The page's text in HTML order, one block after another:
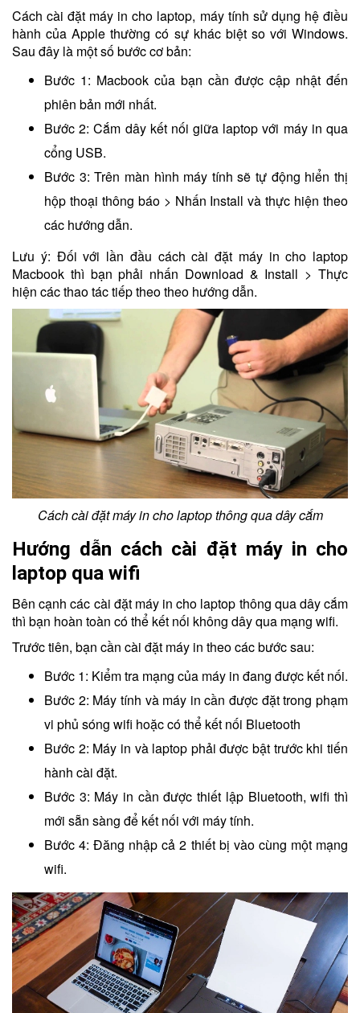
Cách cài đặt máy in cho laptop, máy tính sử dụng hệ điều
hành của Apple thường có sự khác biệt so với Windows.
Sau đây là một số bước cơ bản:
Bước 1: Macbook của bạn cần được cập nhật đến
phiên bản mới nhất.
Bước 2: Cắm dây kết nối giữa laptop với máy in qua
cổng USB.
Bước 3: Trên màn hình máy tính sẽ tự động hiển thị
hộp thoại thông báo > Nhấn Install và thực hiện theo
các hướng dẫn.
Lưu ý: Đối với lần đầu cách cài đặt máy in cho laptop
Macbook thì bạn phải nhấn Download & Install > Thực
hiện các thao tác tiếp theo theo hướng dẫn.
Cách cài đặt máy in cho laptop thông qua dây cắm
Hướng dẫn cách cài đặt máy in cho
laptop qua wifi
Bên cạnh các cài đặt máy in cho laptop thông qua dây cắm
thì bạn hoàn toàn có thể kết nối không dây qua mạng wifi.
Trước tiên, bạn cần cài đặt máy in theo các bước sau:
Bước 1: Kiểm tra mạng của máy in đang được kết nối.
Bước 2: Máy tính và máy in cần được đặt trong phạm
vi phủ sóng wifi hoặc có thể kết nối Bluetooth
Bước 2: Máy in và laptop phải được bật trước khi tiến
hành cài đặt.
Bước 3: Máy in cần được thiết lập Bluetooth, wifi thì
mới sẵn sàng để kết nối với máy tính.
Bước 4: Đăng nhập cả 2 thiết bị vào cùng một mạng
wifi.